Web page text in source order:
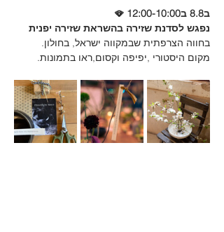
ב8.8 ב12:00-10:00 🪭
נפגש לסדנת שזירה בהשראת שזירה יפנית
בחווה הצרפתית שבמקווה ישראל, בחולון.
מקום היסטורי ,יפיפה וקסום,ראו בתמונות.